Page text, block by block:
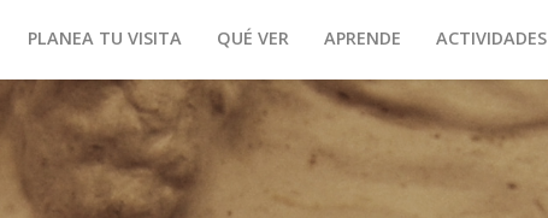
PLANEA TU VISITA QUÉ VER APRENDE ACTIVIDADES